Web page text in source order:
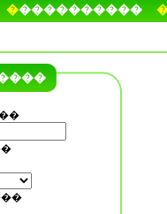
�����������